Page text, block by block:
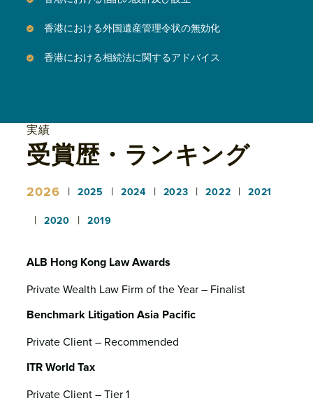
香港における外国遺産管理令状の無効化
香港における相続法に関するアドバイス
実績
受賞歴・ランキング
2026 | 2025 | 2024 | 2023 | 2022 | 2021
| 2020 | 2019
ALB Hong Kong Law Awards
Private Wealth Law Firm of the Year – Finalist
Benchmark Litigation Asia Pacific
Private Client – Recommended
ITR World Tax
Private Client – Tier 1